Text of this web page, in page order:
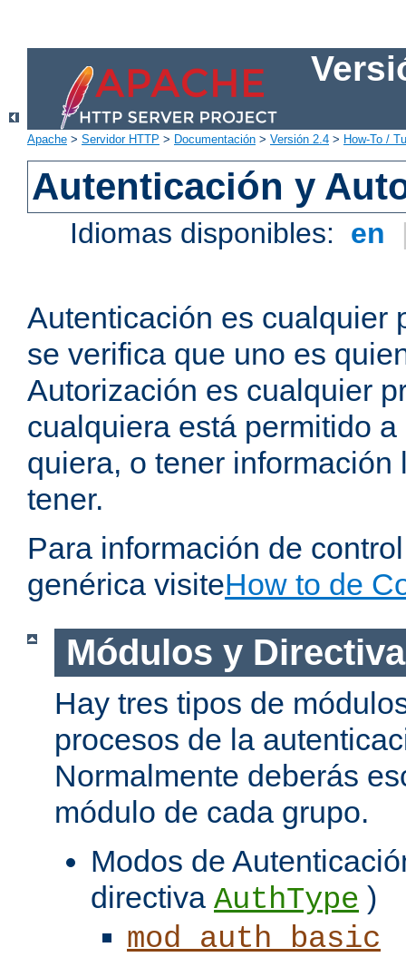
Apache > Servidor HTTP > Documentación > Versión 2.4 > How-To /
Autenticación y
Idiomas disponibles: en
Autenticación es cualquier
se verifica que uno es
Autorización es cualquier
cualquiera está permitido
quiera, o tener información
tener.
Para información de
genérica visiteHow to de
Módulos y
Hay tres tipos de
procesos de la
Normalmente deberás
módulo de cada grupo.
Modos de
directiva AuthType )
mod_auth_basic